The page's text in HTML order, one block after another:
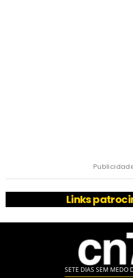
Links
SETE DIAS SEM MEDO